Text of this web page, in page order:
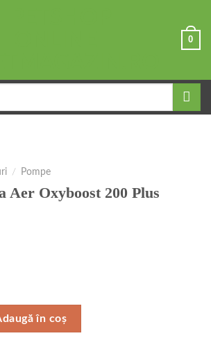
0
/ Pompe
Aer Oxyboost 200 Plus
Aer Oxyboost 200 Plus
în coș